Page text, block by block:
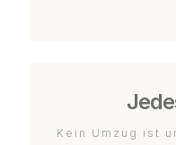
Kein Umzug ist